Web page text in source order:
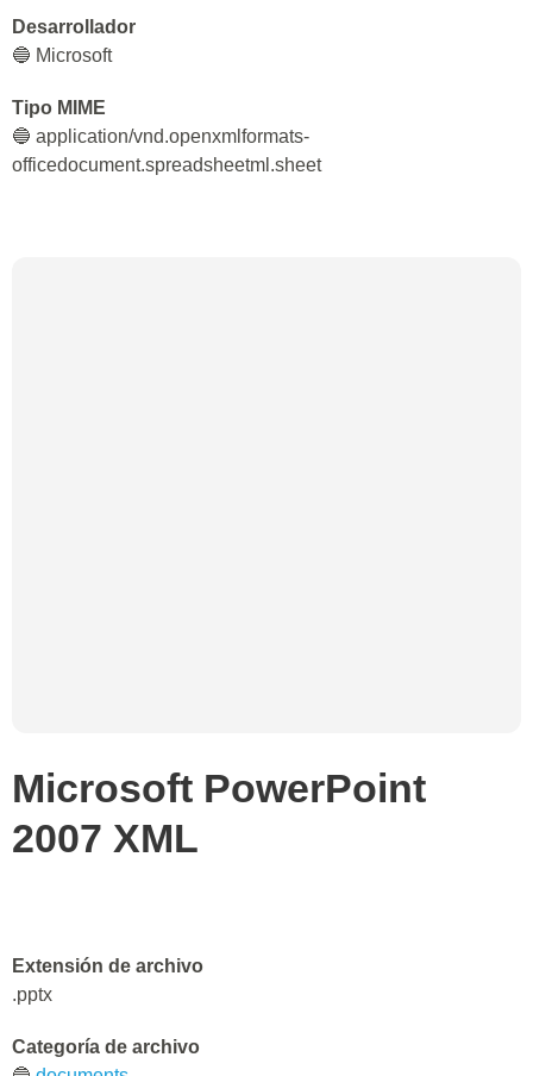
Desarrollador
🔵 Microsoft
Tipo MIME
🔵 application/vnd.openxmlformats-
officedocument.spreadsheetml.sheet
Microsoft PowerPoint
2007 XML
Extensión de archivo
.pptx
Categoría de archivo